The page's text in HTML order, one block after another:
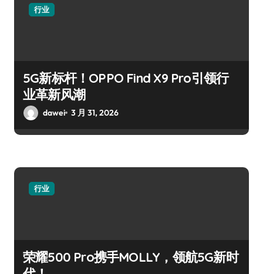
行业
5G新标杆！OPPO Find X9 Pro引领行
业革新风潮
dawei 3 月 31, 2026
行业
荣耀500 Pro携手MOLLY，领航5G新时